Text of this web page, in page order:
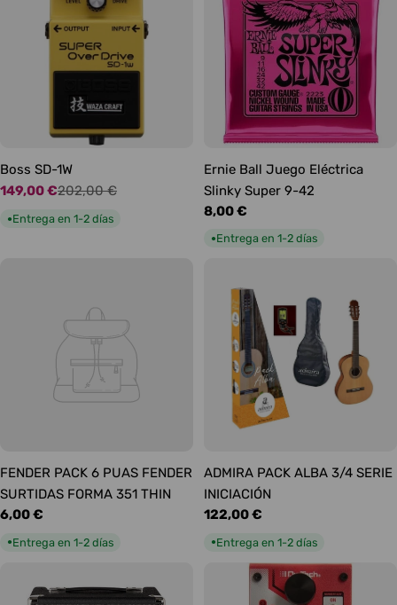
Boss SD-1W
Precio
de
149,00 €
Precio
habitual
202,00 €
●Entrega en 1-2 días
Ernie Ball Juego Eléctrica
Slinky Super 9-42
Precio
habitual
8,00 €
●Entrega en 1-2 días
FENDER PACK 6 PUAS FENDER
SURTIDAS FORMA 351 THIN
Precio
6,00 €
●Entrega en 1-2 días
ADMIRA PACK ALBA 3/4 SERIE
INICIACIÓN
Precio
122,00 €
●Entrega en 1-2 días